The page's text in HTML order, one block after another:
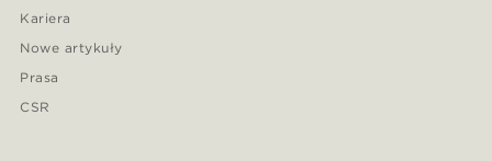
Kariera
Nowe artykuły
Prasa
CSR